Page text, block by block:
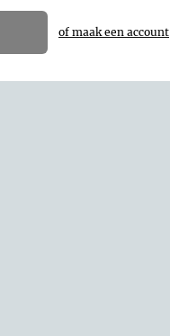
of maak een account